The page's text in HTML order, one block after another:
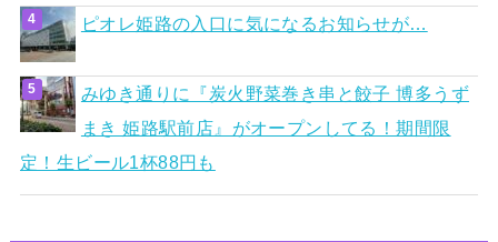
ピオレ姫路の入口に気になるお知らせが…
みゆき通りに『炭火野菜巻き串と餃子 博多うず
まき 姫路駅前店』がオープンしてる！期間限
定！生ビール1杯88円も